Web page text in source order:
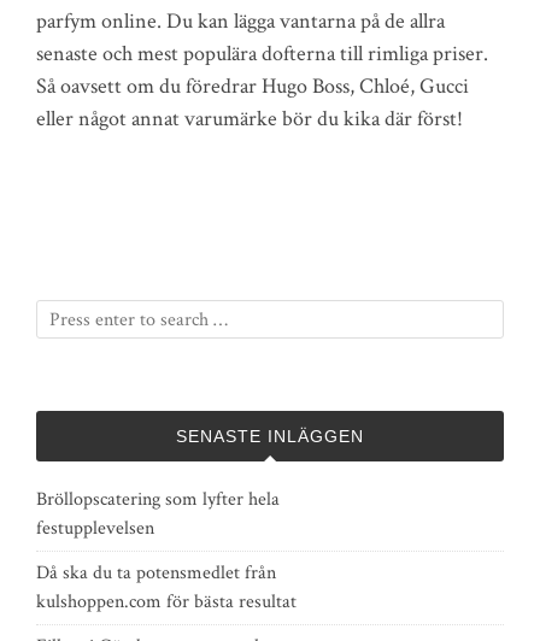
parfym online. Du kan lägga vantarna på de allra
senaste och mest populära dofterna till rimliga priser.
Så oavsett om du föredrar Hugo Boss, Chloé, Gucci
eller något annat varumärke bör du kika där först!
SENASTE INLÄGGEN
Bröllopscatering som lyfter hela
festupplevelsen
Då ska du ta potensmedlet från
kulshoppen.com för bästa resultat